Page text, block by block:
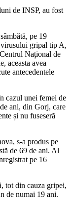
de INSP, au fost
pe 19
gripal tip A,
Național de
aceasta avea
antecedentele
cazul unei femei de
ani, din Gorj, care
și nu fuseseră
s-a produs pe
de 69 de ani. Al
pe 16
tot din cauza gripei,
de numai 19 ani.